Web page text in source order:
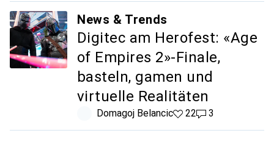
News & Trends
Digitec am Herofest: «Age
of Empires 2»-Finale,
basteln, gamen und
virtuelle Realitäten
Domagoj Belancic22 Likes
223 Kommentare
3